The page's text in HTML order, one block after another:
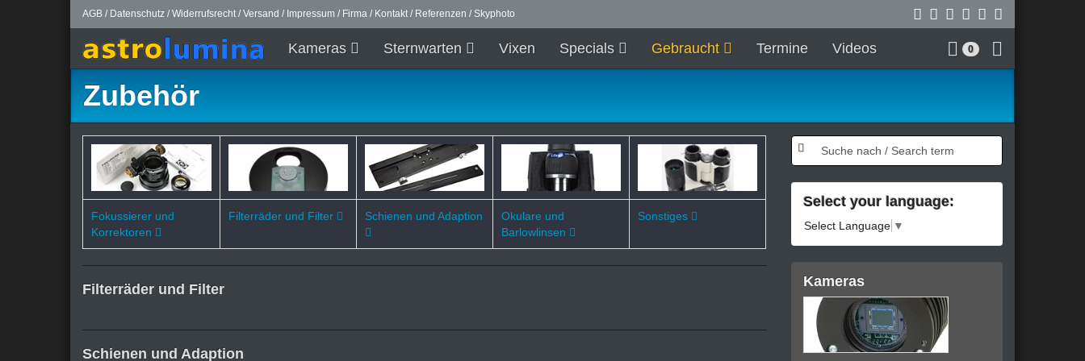
AGB / Datenschutz / Widerrufsrecht / Versand / Impressum / Firma / Kontakt / Referenzen / Skyphoto
0
Kameras Sternwarten Vixen Specials Gebraucht Termine Videos
Zubehör
Fokussierer und
Korrektoren
Filterräder und Filter Schienen und Adaption
Okulare und
Barlowlinsen
Sonstiges
Filterräder und Filter
Schienen und Adaption
Select your language:
Select Language ▼
Kameras